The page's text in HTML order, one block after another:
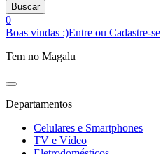
Buscar
0
Boas vindas :)Entre ou Cadastre-se
Tem no Magalu
Departamentos
Celulares e Smartphones
TV e Vídeo